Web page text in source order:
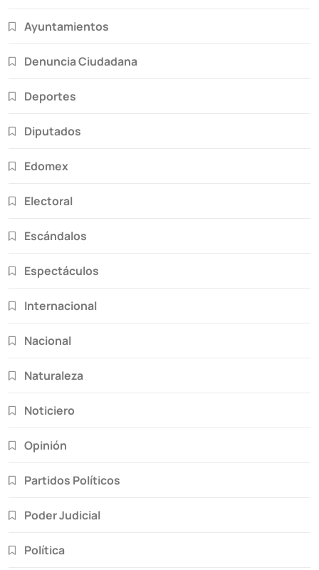
Ayuntamientos
Denuncia Ciudadana
Deportes
Diputados
Edomex
Electoral
Escándalos
Espectáculos
Internacional
Nacional
Naturaleza
Noticiero
Opinión
Partidos Políticos
Poder Judicial
Política